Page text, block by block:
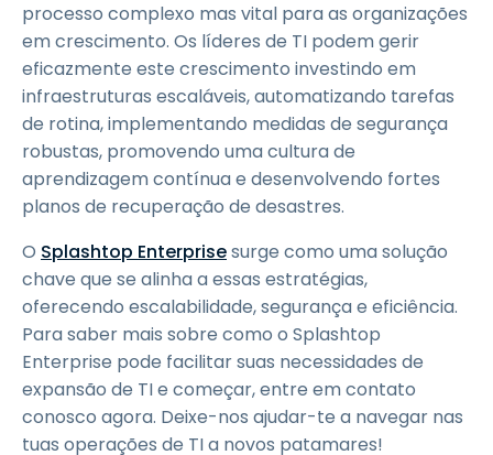
processo complexo mas vital para as organizações
em crescimento. Os líderes de TI podem gerir
eficazmente este crescimento investindo em
infraestruturas escaláveis, automatizando tarefas
de rotina, implementando medidas de segurança
robustas, promovendo uma cultura de
aprendizagem contínua e desenvolvendo fortes
planos de recuperação de desastres.
O Splashtop Enterprisesurge como uma solução
chave que se alinha a essas estratégias,
oferecendo escalabilidade, segurança e eficiência.
Para saber mais sobre como o Splashtop
Enterprise pode facilitar suas necessidades de
expansão de TI e começar, entre em contato
conosco agora. Deixe-nos ajudar-te a navegar nas
tuas operações de TI a novos patamares!